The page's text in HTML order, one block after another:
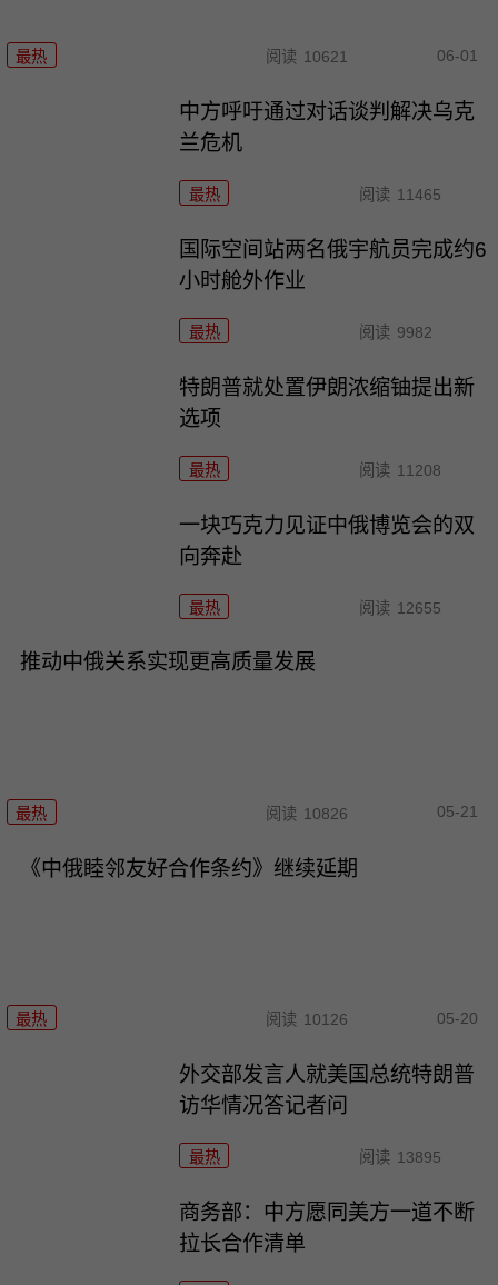
最热 阅读 10621 06-01
中方呼吁通过对话谈判解决乌克
兰危机
最热 阅读 11465
国际空间站两名俄宇航员完成约6
小时舱外作业
最热 阅读 9982
特朗普就处置伊朗浓缩铀提出新
选项
最热 阅读 11208
一块巧克力见证中俄博览会的双
向奔赴
最热 阅读 12655
推动中俄关系实现更高质量发展
最热 阅读 10826 05-21
《中俄睦邻友好合作条约》继续延期
最热 阅读 10126 05-20
外交部发言人就美国总统特朗普
访华情况答记者问
最热 阅读 13895
商务部：中方愿同美方一道不断
拉长合作清单